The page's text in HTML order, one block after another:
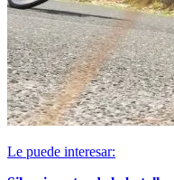
Le puede interesar: